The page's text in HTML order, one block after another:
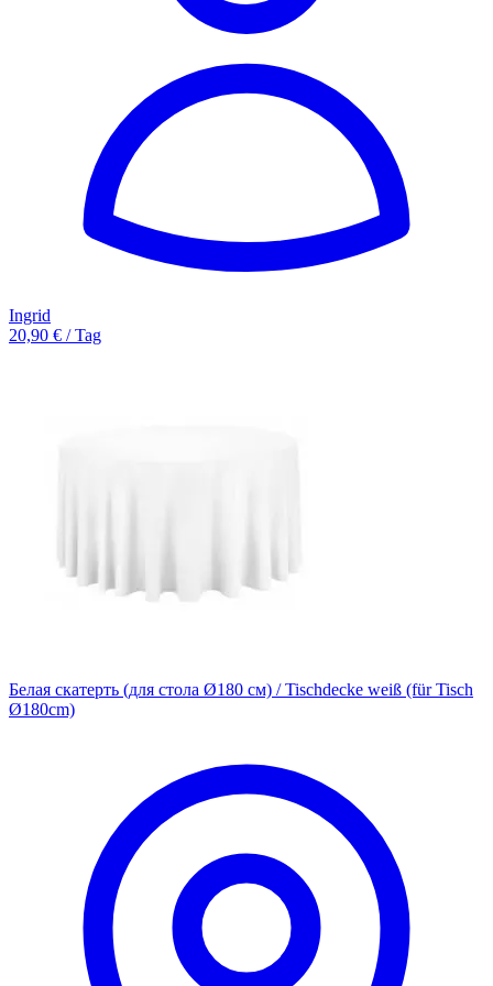
Ingrid
20,90 € / Tag
Белая скатерть (для стола Ø180 см) / Tischdecke weiß (für Tisch
Ø180cm)